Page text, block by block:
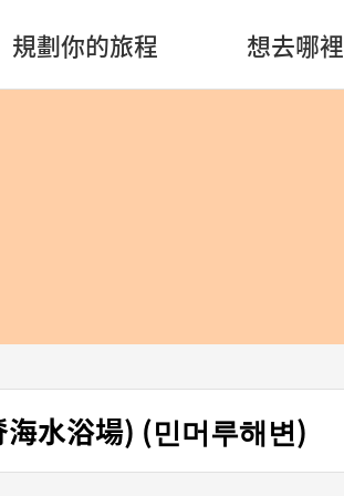
規劃你的旅程 想去哪裡
水浴場) (민머루해변)